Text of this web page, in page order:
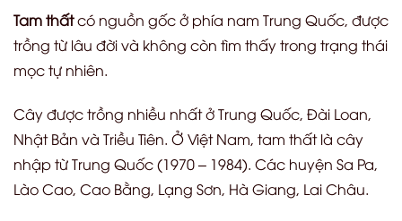
Tam thấtcó nguồn gốc ở phía nam Trung Quốc, được
trồng từ lâu đời và không còn tìm thấy trong trạng thái
mọc tự nhiên.
Cây được trồng nhiều nhất ở Trung Quốc, Đài Loan,
Nhật Bản và Triều Tiên. Ở Việt Nam, tam thất là cây
nhập từ Trung Quốc (1970 – 1984). Các huyện Sa Pa,
Lào Cao, Cao Bằng, Lạng Sơn, Hà Giang, Lai Châu.